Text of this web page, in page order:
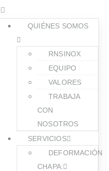
QUIÉNES SOMOS
RNSINOX
EQUIPO
VALORES
TRABAJA
CON
NOSOTROS
SERVICIOS
DEFORMACIÓN
CHAPA: